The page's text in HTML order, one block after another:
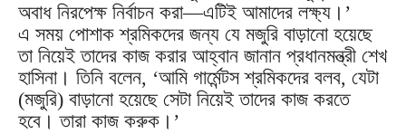
অবাধ নিরপেক্ষ নির্বাচন করা―এটিই আমাদের লক্ষ্য।’
এ সময় পোশাক শ্রমিকদের জন্য যে মজুরি বাড়ানো হয়েছে
তা নিয়েই তাদের কাজ করার আহ্বান জানান প্রধানমন্ত্রী শেখ
হাসিনা। তিনি বলেন, ‘আমি গার্মেন্টস শ্রমিকদের বলব, যেটা
(মজুরি) বাড়ানো হয়েছে সেটা নিয়েই তাদের কাজ করতে
হবে। তারা কাজ করুক।’